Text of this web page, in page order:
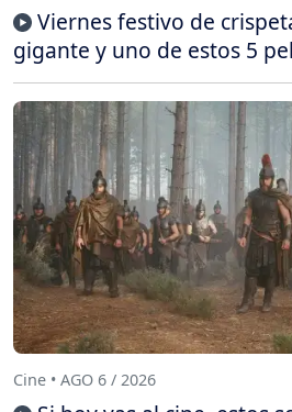
Viernes festivo de
gigante y uno de estos 5
Cine • AGO 6 / 2026